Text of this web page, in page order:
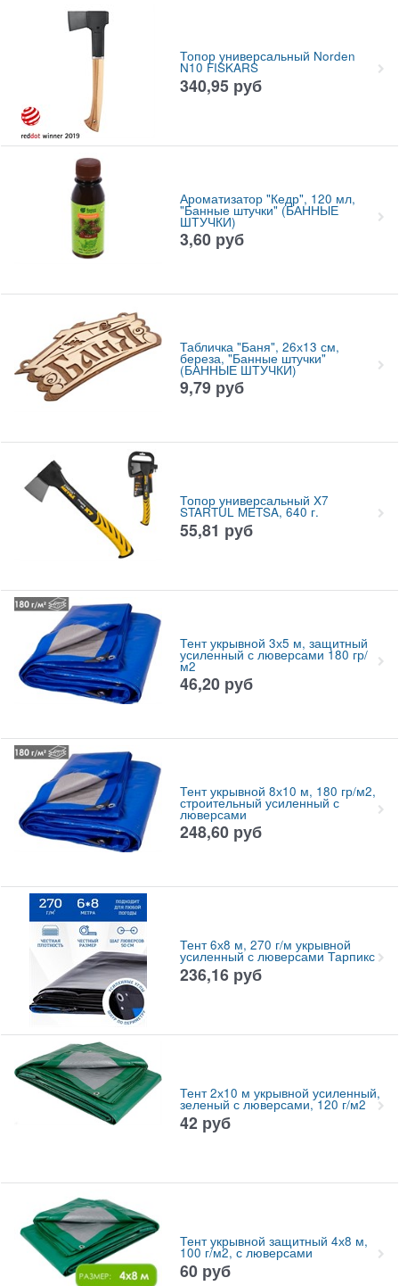
Топор универсальный Norden
N10 FISKARS
340,95 руб
Ароматизатор "Кедр", 120 мл,
"Банные штучки" (БАННЫЕ
ШТУЧКИ)
3,60 руб
Табличка "Баня", 26х13 см,
береза, "Банные штучки"
(БАННЫЕ ШТУЧКИ)
9,79 руб
Топор универсальный X7
STARTUL METSA, 640 г.
55,81 руб
Тент укрывной 3х5 м, защитный
усиленный с люверсами 180 гр/
м2
46,20 руб
Тент укрывной 8х10 м, 180 гр/м2,
строительный усиленный с
люверсами
248,60 руб
Тент 6х8 м, 270 г/м укрывной
усиленный с люверсами Тарпикс
236,16 руб
Тент 2х10 м укрывной усиленный,
зеленый с люверсами, 120 г/м2
42 руб
Тент укрывной защитный 4х8 м,
100 г/м2, с люверсами
60 руб